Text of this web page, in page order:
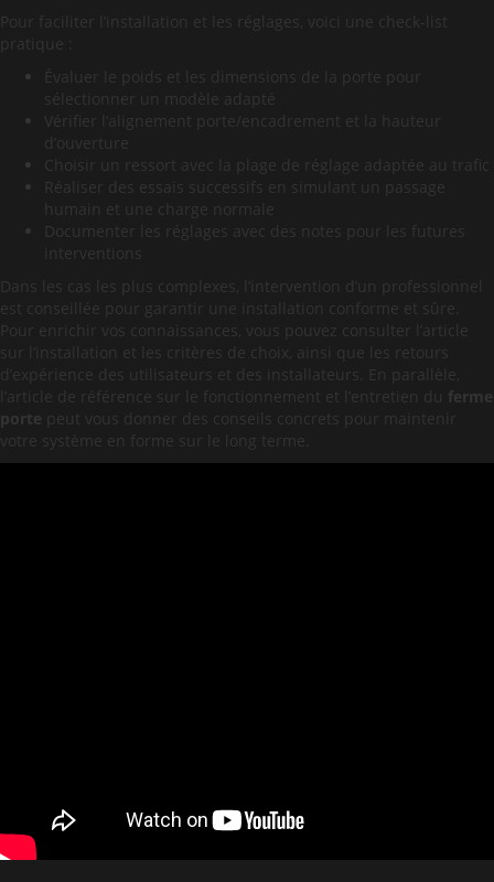
Pour faciliter l’installation et les réglages, voici une check-list
pratique :
Évaluer le poids et les dimensions de la porte pour
sélectionner un modèle adapté
Vérifier l’alignement porte/encadrement et la hauteur
d’ouverture
Choisir un ressort avec la plage de réglage adaptée au trafic
Réaliser des essais successifs en simulant un passage
humain et une charge normale
Documenter les réglages avec des notes pour les futures
interventions
Dans les cas les plus complexes, l’intervention d’un professionnel
est conseillée pour garantir une installation conforme et sûre.
Pour enrichir vos connaissances, vous pouvez consulter l’article
sur l’installation et les critères de choix, ainsi que les retours
d’expérience des utilisateurs et des installateurs. En parallèle,
l’article de référence sur le fonctionnement et l’entretien du
ferme
porte peut vous donner des conseils concrets pour maintenir
votre système en forme sur le long terme.